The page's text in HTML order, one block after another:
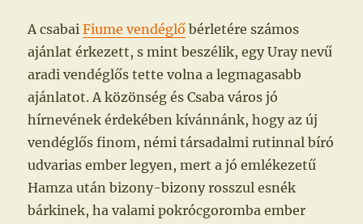
A csabaiFiume vendéglő bérletére számos
ajánlat érkezett, s mint beszélik, egy Uray nevű
aradi vendéglős tette volna a legmagasabb
ajánlatot. A közönség és Csaba város jó
hírnevének érdekében kívánnánk, hogy az új
vendéglős finom, némi társadalmi rutinnal bíró
udvarias ember legyen, mert a jó emlékezetű
Hamza után bizony-bizony rosszul esnék
bárkinek, ha valami pokrócgoromba ember